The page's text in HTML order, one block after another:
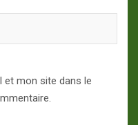
et mon site dans le